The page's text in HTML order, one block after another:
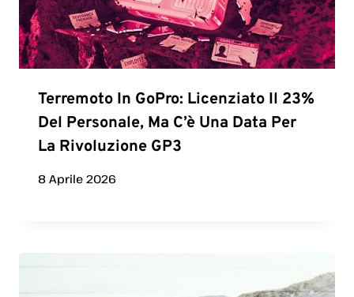
Terremoto In GoPro: Licenziato Il 23%
Del Personale, Ma C’è Una Data Per
La Rivoluzione GP3
8 Aprile 2026